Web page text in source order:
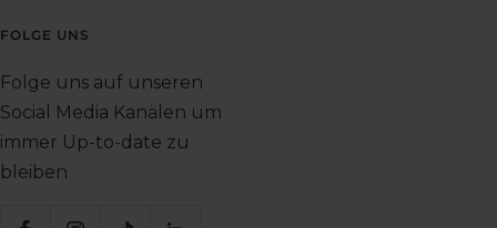
FOLGE UNS
Folge uns auf unseren
Social Media Kanälen um
immer Up-to-date zu
bleiben